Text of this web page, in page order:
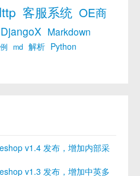
客服系统 OE商
DjangoX Markdown
md 解析 Python
v1.4 发布，增加内部采
v1.3 发布，增加中英多